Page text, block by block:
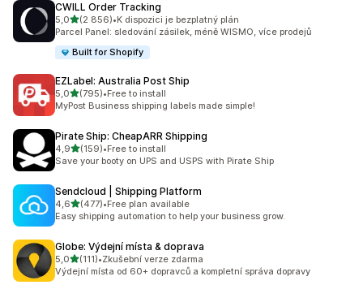
CWILL Order Tracking
5,0z 5 hvězd
(2 856)
Celkový počet recenzí: 2856
•K dispozici je bezplatný plán
Parcel Panel: sledování zásilek, méně WISMO, více prodejů
Built for Shopify
EZLabel: Australia Post Ship
5,0z 5 hvězd
(795)
Celkový počet recenzí: 795
•Free to install
MyPost Business shipping labels made simple!
Pirate Ship: CheapARR Shipping
4,9z 5 hvězd
(159)
Celkový počet recenzí: 159
•Free to install
Save your booty on UPS and USPS with Pirate Ship
Sendcloud | Shipping Platform
4,6z 5 hvězd
(477)
Celkový počet recenzí: 477
•Free plan available
Easy shipping automation to help your business grow.
Globe: Výdejní místa & doprava
5,0z 5 hvězd
(111)
Celkový počet recenzí: 111
•Zkušební verze zdarma
Výdejní místa od 60+ dopravců a kompletní správa dopravy